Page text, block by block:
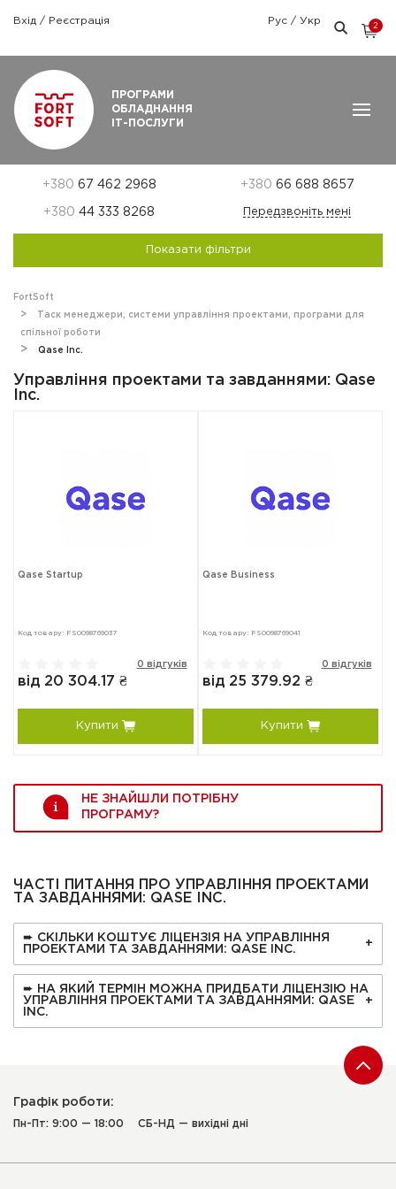
Вхід / Реєстрація Рус / Укр
2
ПРОГРАМИ
ОБЛАДНАННЯ
ІТ-ПОСЛУГИ
+380 67 462 2968 +380 66 688 8657
+380 44 333 8268 Передзвоніть мені
Показати фільтри
FortSoft
Таск менеджери, системи управління проектами, програми для
спільної роботи
Qase Inc.
Управління проектами та завданнями: Qase
Inc.
Qase Startup
Код товару: FS0098769037
0 відгуків
від 20 304.17 ₴
Купити
Qase Business
Код товару: FS0098769041
0 відгуків
від 25 379.92 ₴
Купити
НЕ ЗНАЙШЛИ ПОТРІБНУ
ПРОГРАМУ?
ЧАСТІ ПИТАННЯ ПРО УПРАВЛІННЯ ПРОЕКТАМИ
ТА ЗАВДАННЯМИ: QASE INC.
➨ СКІЛЬКИ КОШТУЄ ЛІЦЕНЗІЯ НА УПРАВЛІННЯ
ПРОЕКТАМИ ТА ЗАВДАННЯМИ: QASE INC.
➨ НА ЯКИЙ ТЕРМІН МОЖНА ПРИДБАТИ ЛІЦЕНЗІЮ НА
УПРАВЛІННЯ ПРОЕКТАМИ ТА ЗАВДАННЯМИ: QASE
INC.
Графік роботи:
Пн-Пт: 9:00 — 18:00 СБ-НД — вихідні дні